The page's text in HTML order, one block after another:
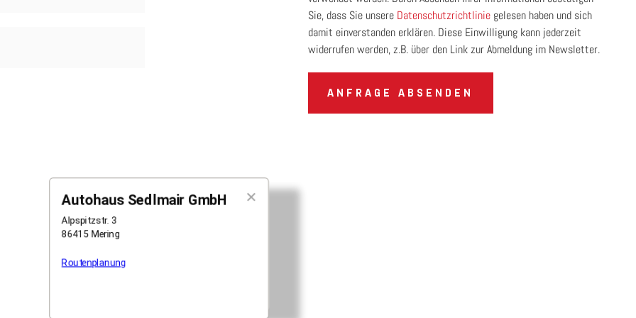
Sie, dass Sie unsere Datenschutzrichtliniegelesen haben und sich
damit einverstanden erklären. Diese Einwilligung kann jederzeit
widerrufen werden, z.B. über den Link zur Abmeldung im Newsletter.
ANFRAGE ABSENDEN